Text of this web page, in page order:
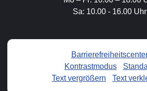
Sa: 10.00 - 16.00 Uhr
Kontrastmodus-
Text vergrößern
Text